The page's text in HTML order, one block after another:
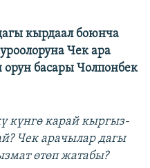
кырдаал боюнча
Чек ара
басары Чолпонбек
күнгө карай кыргыз-
Чек арачылар дагы
өтөп жатабы?